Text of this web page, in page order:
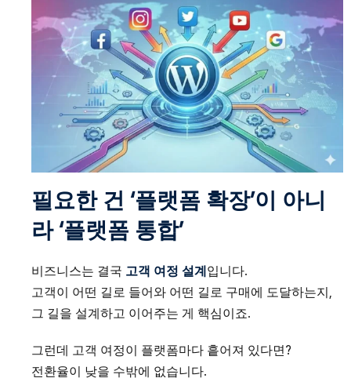
필요한 건 ‘플랫폼 확장’이 아니
라 ‘플랫폼 통합’
비즈니스는 결국 고객 여정 설계입니다.
고객이 어떤 길로 들어와 어떤 길로 구매에 도달하는지,
그 길을 설계하고 이어주는 게 핵심이죠.
그런데 고객 여정이 플랫폼마다 흩어져 있다면?
전환율이 낮을 수밖에 없습니다.